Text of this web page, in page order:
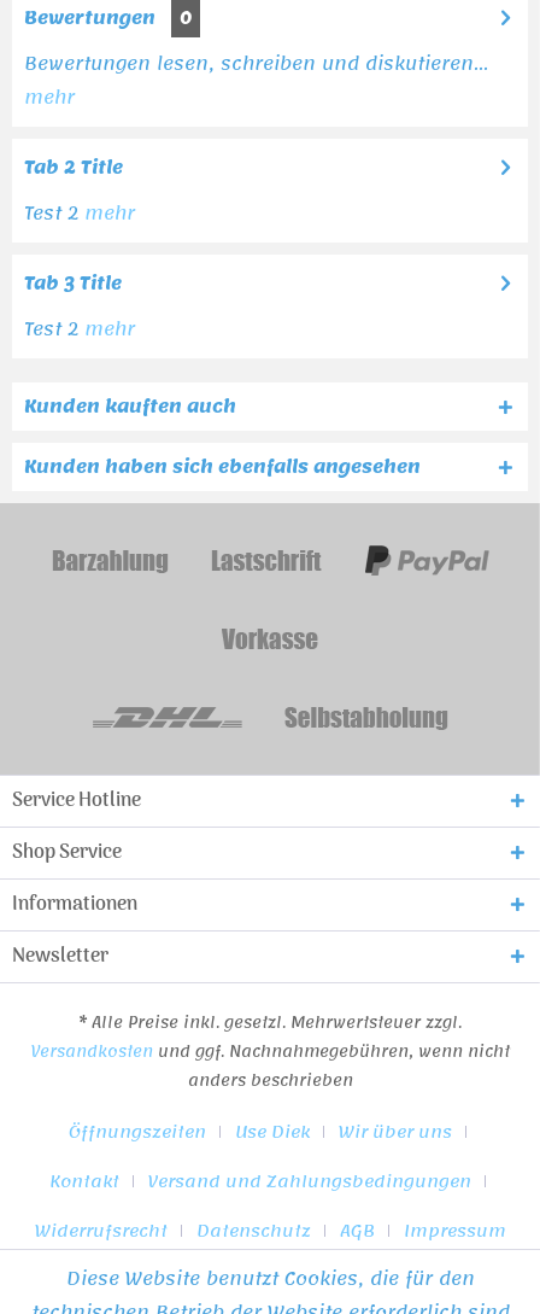
Bewertungen
0
Bewertungen lesen, schreiben und diskutieren...
mehr
Tab 2 Title
Test 2 mehr
Tab 3 Title
Test 2 mehr
Kunden kauften auch
Kunden haben sich ebenfalls angesehen
Service Hotline
Shop Service
Informationen
Newsletter
* Alle Preise inkl. gesetzl. Mehrwertsteuer zzgl.
Versandkosten und ggf. Nachnahmegebühren, wenn nicht
anders beschrieben
Öffnungszeiten Use Diek
Wir über uns
Kontakt
Versand und Zahlungsbedingungen
Widerrufsrecht
Datenschutz AGB Impressum
* Alle Preise inkl. gesetzl. Mehrwertsteuer zzgl. Versandkosten
Diese Website benutzt Cookies, die für den